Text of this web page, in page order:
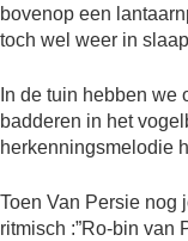
bovenop een
toch wel weer in
In de tuin hebben
badderen in het
herkenningsmelodie
Toen Van Persie nog
ritmisch :”Ro-bin van